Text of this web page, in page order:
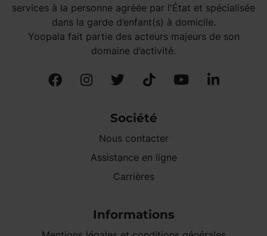
services à la personne agréée par l'État et spécialisée
dans la garde d’enfant(s) à domicile.
Yoopala fait partie des acteurs majeurs de son
domaine d’activité.
Société
Nous contacter
Assistance en ligne
Carrières
Informations